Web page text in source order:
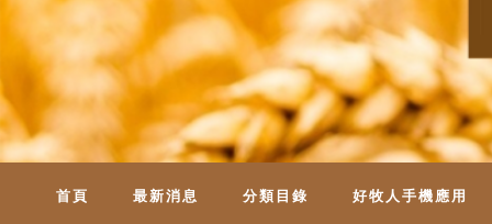
首頁 最新消息 分類目錄 好牧人手機應用